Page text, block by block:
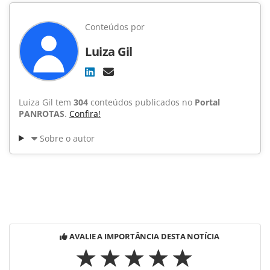
Conteúdos por
Luiza Gil
Luiza Gil tem 304 conteúdos publicados no Portal
PANROTAS. Confira!
Sobre o autor
AVALIE A IMPORTÂNCIA DESTA NOTÍCIA